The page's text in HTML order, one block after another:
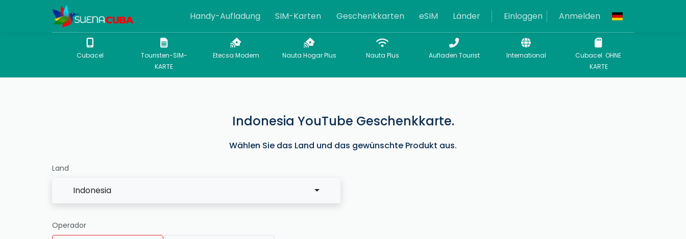
Handy-Aufladung SIM-Karten Geschenkkarten eSIM Länder Einloggen Anmelden
Cubacel
Touristen-SIM-
KARTE
Etecsa Modem Nauta Hogar Plus Nauta Plus Aufladen Tourist International
Cubacel OHNE
KARTE
Indonesia YouTube Geschenkkarte.
Wählen Sie das Land und das gewünschte Produkt aus.
Land
Indonesia
Operador